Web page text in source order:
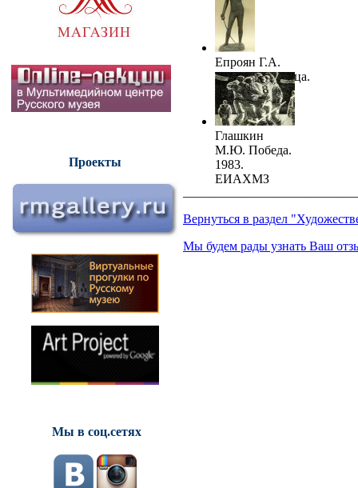
Проекты
Мы в соц.сетях
Епроян Г.А.
Победительница.
ЕИАХМЗ
Глашкин
М.Ю. Победа.
1983.
ЕИАХМЗ
Вернуться в раздел
Мы будем рады узнать Ваш